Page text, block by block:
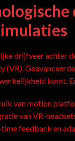
drijfveer achter
(VR).
komt.
van motion
van VR-
time feedback en